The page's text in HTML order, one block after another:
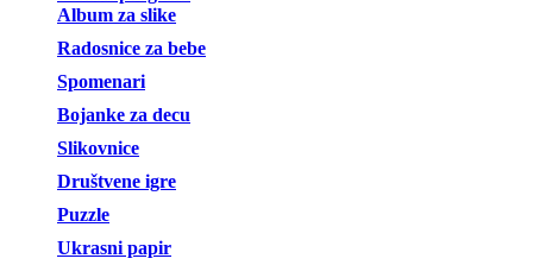
Album za slike
Radosnice za bebe
Spomenari
Bojanke za decu
Slikovnice
Društvene igre
Puzzle
Ukrasni papir